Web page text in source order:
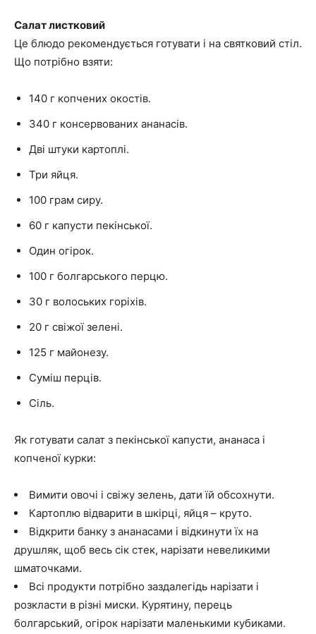
Салат листковий
Це блюдо рекомендується готувати і на святковий стіл.
Що потрібно взяти:
140 г копчених окостів.
340 г консервованих ананасів.
Дві штуки картоплі.
Три яйця.
100 грам сиру.
60 г капусти пекінської.
Один огірок.
100 г болгарського перцю.
30 г волоських горіхів.
20 г свіжої зелені.
125 г майонезу.
Суміш перців.
Сіль.
Як готувати салат з пекінської капусти, ананаса і
копченої курки:
Вимити овочі і свіжу зелень, дати їй обсохнути.
Картоплю відварити в шкірці, яйця – круто.
Відкрити банку з ананасами і відкинути їх на
друшляк, щоб весь сік стек, нарізати невеликими
шматочками.
Всі продукти потрібно заздалегідь нарізати і
розкласти в різні миски. Курятину, перець
болгарський, огірок нарізати маленькими кубиками.